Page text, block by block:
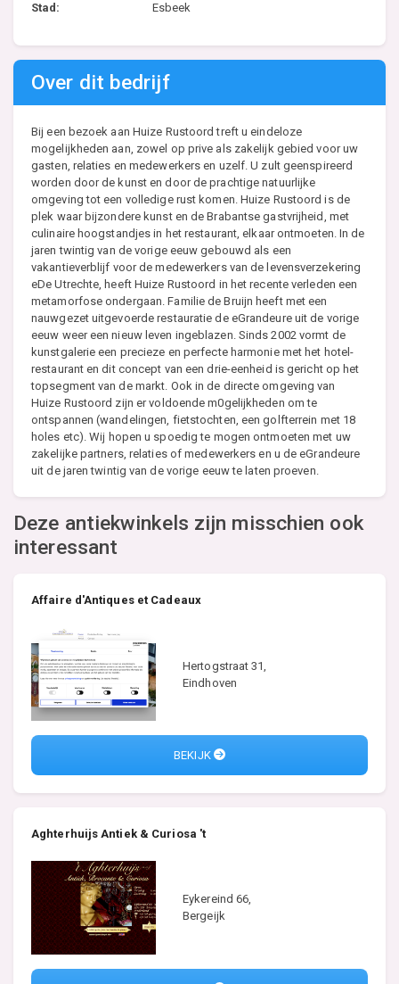
Stad: Esbeek
Over dit bedrijf
Bij een bezoek aan Huize Rustoord treft u eindeloze
mogelijkheden aan, zowel op prive als zakelijk gebied voor uw
gasten, relaties en medewerkers en uzelf. U zult geenspireerd
worden door de kunst en door de prachtige natuurlijke
omgeving tot een volledige rust komen. Huize Rustoord is de
plek waar bijzondere kunst en de Brabantse gastvrijheid, met
culinaire hoogstandjes in het restaurant, elkaar ontmoeten. In de
jaren twintig van de vorige eeuw gebouwd als een
vakantieverblijf voor de medewerkers van de levensverzekering
eDe Utrechte, heeft Huize Rustoord in het recente verleden een
metamorfose ondergaan. Familie de Bruijn heeft met een
nauwgezet uitgevoerde restauratie de eGrandeure uit de vorige
eeuw weer een nieuw leven ingeblazen. Sinds 2002 vormt de
kunstgalerie een precieze en perfecte harmonie met het hotel-
restaurant en dit concept van een drie-eenheid is gericht op het
topsegment van de markt. Ook in de directe omgeving van
Huize Rustoord zijn er voldoende m0gelijkheden om te
ontspannen (wandelingen, fietstochten, een golfterrein met 18
holes etc). Wij hopen u spoedig te mogen ontmoeten met uw
zakelijke partners, relaties of medewerkers en u de eGrandeure
uit de jaren twintig van de vorige eeuw te laten proeven.
Deze antiekwinkels zijn misschien ook
interessant
Affaire d'Antiques et Cadeaux
Hertogstraat 31,
Eindhoven
BEKIJK
Aghterhuijs Antiek & Curiosa 't
Eykereind 66,
Bergeijk